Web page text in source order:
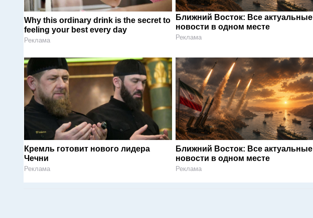
Why this ordinary drink is the secret to
feeling your best every day
Реклама
Ближний Восток: Все актуальные
новости в одном месте
Реклама
Кремль готовит нового лидера
Чечни
Реклама
Ближний Восток: Все актуальные
новости в одном месте
Реклама